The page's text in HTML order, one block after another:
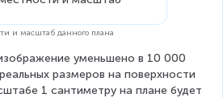
и масштаб данного плана
уменьшено в 10 000
размеров на поверхности
1 сантиметру на плане будет